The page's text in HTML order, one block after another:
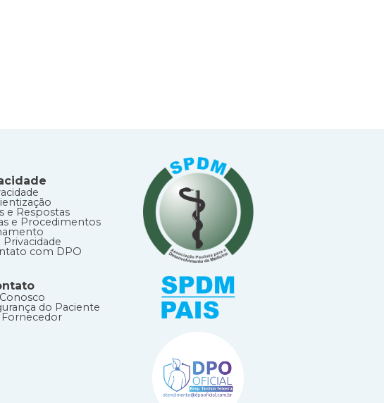
e Respostas
e Procedimentos
Privacidade
com DPO
do Paciente
Fornecedor